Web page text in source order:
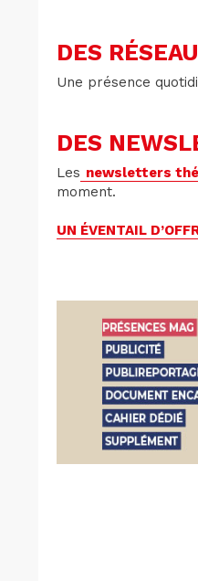
DES
Une présence
DES
Les newsletters
moment.
UN ÉVENTAIL